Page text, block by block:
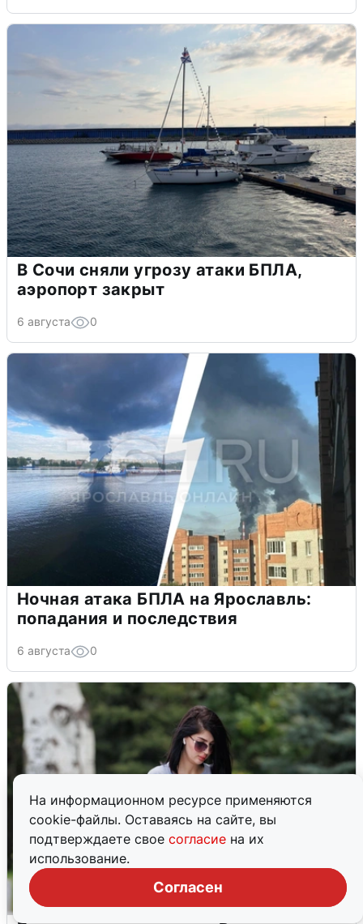
На информационном ресурсе применяются
cookie-файлы. Оставаясь на сайте, вы
подтверждаете свое согласие на их
использование.
Согласен
В Сочи сняли угрозу атаки БПЛА,
аэропорт закрыт
6 августа 0
Ночная атака БПЛА на Ярославль:
попадания и последствия
6 августа 0